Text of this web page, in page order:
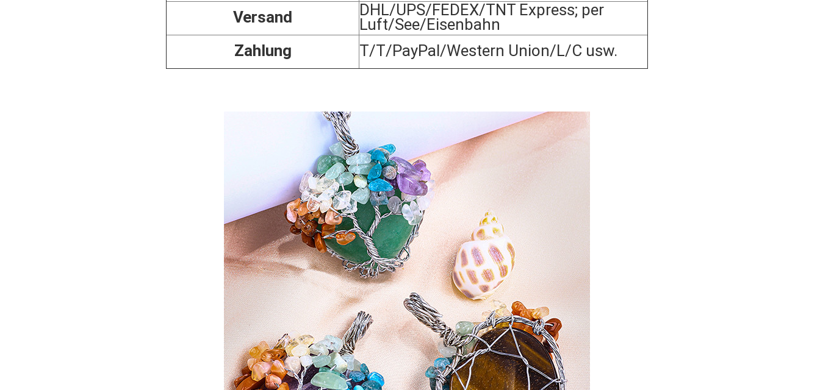
Versand
DHL/UPS/FEDEX/TNT Express; per
Luft/See/Eisenbahn
Zahlung
T/T/PayPal/Western Union/L/C usw.